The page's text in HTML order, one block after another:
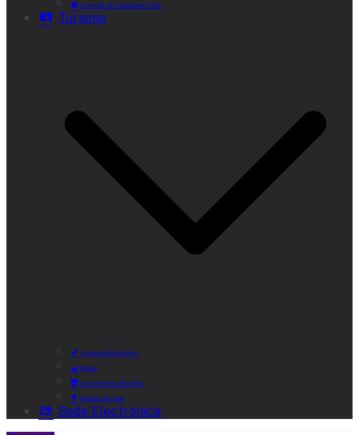
Atención al Ciudadano CAM
Turismo
Lugares de Interés
Rutas
Alojamientos Rurales
Museo del Vino
Sede Electrónica